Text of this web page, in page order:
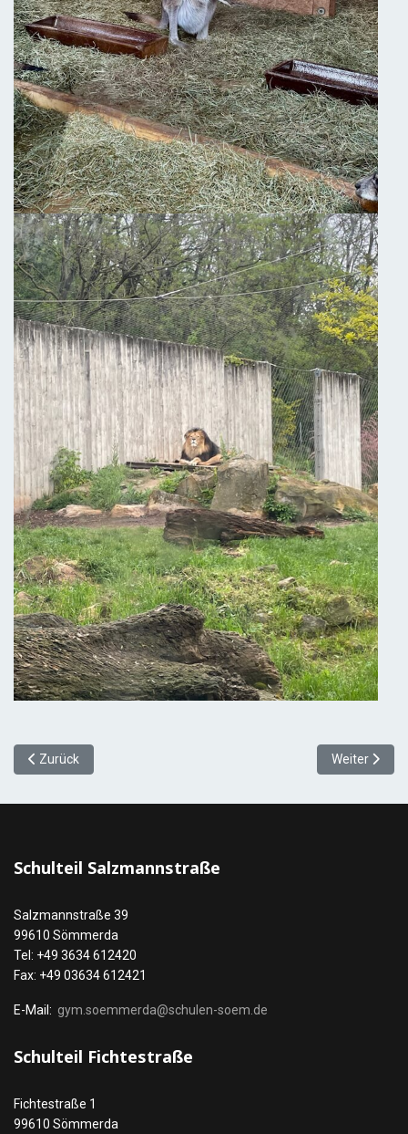
Vorheriger Beitrag: ASG-Fußballer sind sehr erfolgreich!
Zurück Nächster
Weiter
Schulteil Salzmannstraße
Salzmannstraße 39
99610 Sömmerda
Tel: +49 3634 612420
Fax: +49 03634 612421
E-Mail: gym.soemmerda@schulen-soem.de
Schulteil Fichtestraße
Fichtestraße 1
99610 Sömmerda